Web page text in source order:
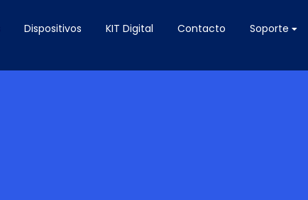
Dispositivos KIT Digital Contacto Soporte